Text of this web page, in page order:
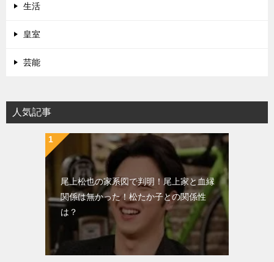
生活
皇室
芸能
人気記事
尾上松也の家系図で判明！尾上家と血縁
関係は無かった！松たか子との関係性
は？